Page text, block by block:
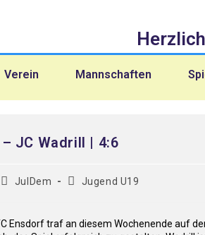
Verein Mannschaften
JC Wadrill | 4:6
JulDem Jugend U19
Ensdorf traf an diesem Wochenende auf